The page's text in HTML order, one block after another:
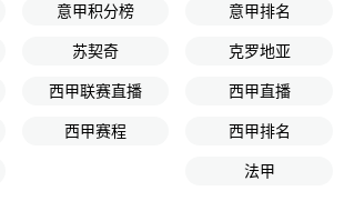
意甲积分榜 意甲排名
苏契奇 克罗地亚
西甲联赛直播 西甲直播
西甲赛程 西甲排名
法甲